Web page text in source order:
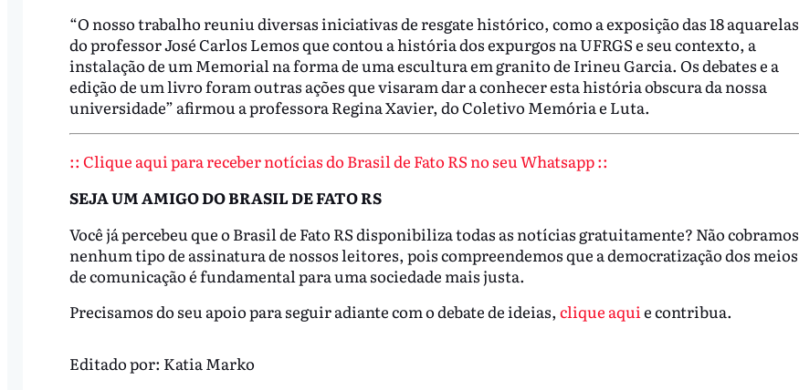
“O nosso trabalho reuniu diversas iniciativas de resgate histórico, como a exposição das 18 aquarelas
do professor José Carlos Lemos que contou a história dos expurgos na UFRGS e seu contexto, a
instalação de um Memorial na forma de uma escultura em granito de Irineu Garcia. Os debates e a
edição de um livro foram outras ações que visaram dar a conhecer esta história obscura da nossa
universidade” afirmou a professora Regina Xavier, do Coletivo Memória e Luta.
:: Clique aqui para receber notícias do Brasil de Fato RS no seu Whatsapp ::
SEJA UM AMIGO DO BRASIL DE FATO RS
Você já percebeu que o Brasil de Fato RS disponibiliza todas as notícias gratuitamente? Não cobramos
nenhum tipo de assinatura de nossos leitores, pois compreendemos que a democratização dos meios
de comunicação é fundamental para uma sociedade mais justa.
Precisamos do seu apoio para seguir adiante com o debate de ideias, clique aquie contribua.
Editado por: Katia Marko